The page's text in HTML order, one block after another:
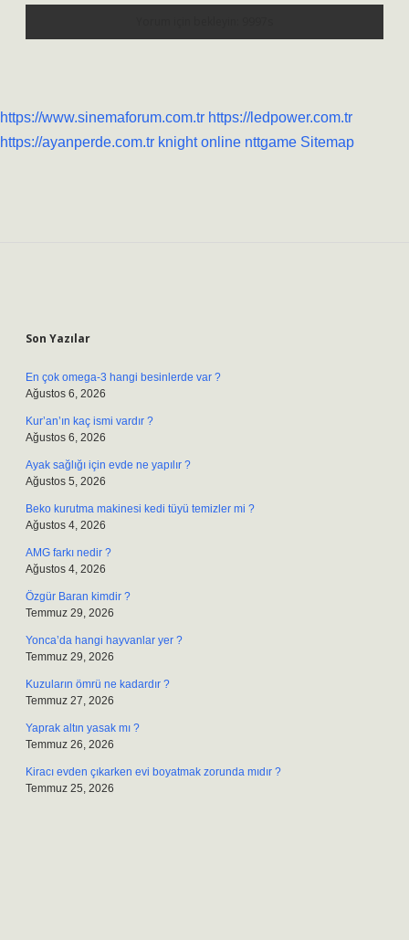
https://www.sinemaforum.com.tr https://ledpower.com.tr
https://ayanperde.com.tr knight online nttgame Sitemap
Son Yazılar
En çok omega-3 hangi besinlerde var ?
Ağustos 6, 2026
Kur’an’ın kaç ismi vardır ?
Ağustos 6, 2026
Ayak sağlığı için evde ne yapılır ?
Ağustos 5, 2026
Beko kurutma makinesi kedi tüyü temizler mi ?
Ağustos 4, 2026
AMG farkı nedir ?
Ağustos 4, 2026
Özgür Baran kimdir ?
Temmuz 29, 2026
Yonca’da hangi hayvanlar yer ?
Temmuz 29, 2026
Kuzuların ömrü ne kadardır ?
Temmuz 27, 2026
Yaprak altın yasak mı ?
Temmuz 26, 2026
Kiracı evden çıkarken evi boyatmak zorunda mıdır ?
Temmuz 25, 2026